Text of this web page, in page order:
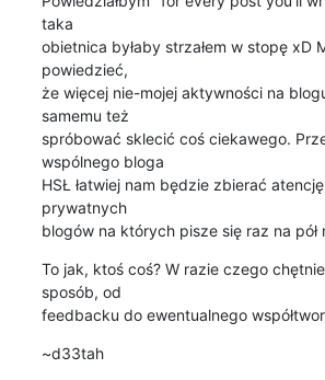
taka
obietnica byłaby strzałem w stopę xD
powiedzieć,
że więcej nie-mojej aktywności na
samemu też
spróbować sklecić coś ciekawego.
wspólnego bloga
HSŁ łatwiej nam będzie zbierać
prywatnych
blogów na których pisze się raz na pół
To jak, ktoś coś? W razie czego
sposób, od
feedbacku do ewentualnego
~d33tah